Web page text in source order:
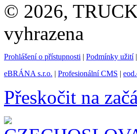
© 2026,
vyhrazena
Prohlášení o přístupnosti | Podmínky užití|
eBRÁNA s.r.o. | Profesionální CMS |
Přeskočit na